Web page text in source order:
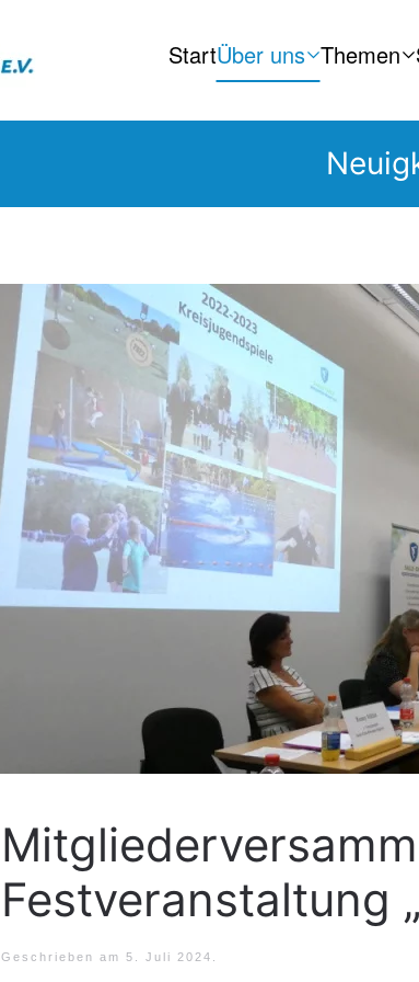
StartÜber uns Themen
Festveranstaltung
Geschrieben am 5. Juli 2024